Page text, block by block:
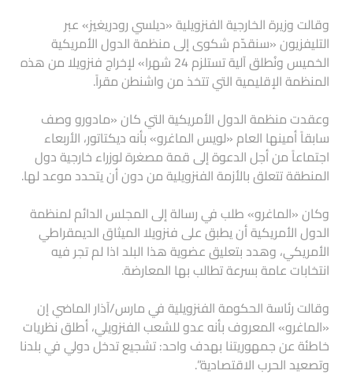
وقالت وزيرة الخارجية الفنزويلية «ديلسي رودريغيز» عبر
التليفزيون «سنقدّم شكوى إلى منظمة الدول الأمريكية
الخميس ونُطلق آلية تستلزم 24 شهرا» لإخراج فنزويلا من هذه
المنظمة الإقليمية التي تتخذ من واشنطن مقراً.
وعقدت منظمة الدول الأمريكية التي كان «مادورو وصف
سابقاً أمينها العام «لويس الماغرو» بأنه ديكتاتور، الأربعاء
اجتماعاً من أجل الدعوة إلى قمة مصغرة لوزراء خارجية دول
المنطقة تتعلق بالأزمة الفنزويلية من دون أن يتحدد موعد لها.
وكان «الماغرو» طلب في رسالة إلى المجلس الدائم لمنظمة
الدول الأمريكية أن يطبق على فنزويلا الميثاق الديمقراطي
الأمريكي، وهدد بتعليق عضوية هذا البلد اذا لم تجر فيه
انتخابات عامة بسرعة تطالب بها المعارضة.
وقالت رئاسة الحكومة الفنزويلية في مارس/آذار الماضي إن
«الماغرو» المعروف بأنه عدو للشعب الفنزويلي، أطلق نظريات
خاطئة عن جمهوريتنا بهدف واحد: تشجيع تدخل دولي في بلدنا
وتصعيد الحرب الاقتصادية”.